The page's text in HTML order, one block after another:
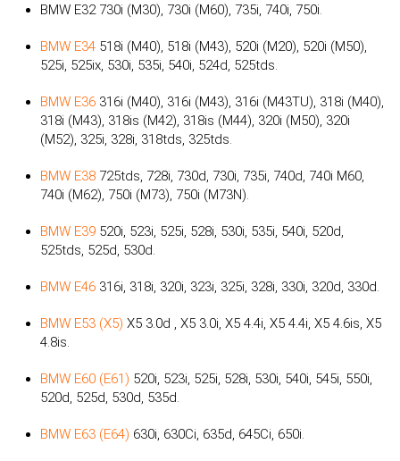
BMW E32 730i (M30), 730i (M60), 735i, 740i, 750i.
BMW E34 518i (М40), 518i (М43), 520i (M20), 520i (M50),
525i, 525ix, 530i, 535i, 540i, 524d, 525tds.
BMW E36 316i (M40), 316i (M43), 316i (M43TU), 318i (M40),
318i (M43), 318is (M42), 318is (M44), 320i (M50), 320i
(M52), 325i, 328i, 318tds, 325tds.
BMW E38 725tds, 728i, 730d, 730i, 735i, 740d, 740i M60,
740i (M62), 750i (M73), 750i (M73N).
BMW E39 520i, 523i, 525i, 528i, 530i, 535i, 540i, 520d,
525tds, 525d, 530d.
BMW E46 316i, 318i, 320i, 323i, 325i, 328i, 330i, 320d, 330d.
BMW E53 (X5) X5 3.0d , X5 3.0i, X5 4.4i, X5 4.4i, X5 4.6is, X5
4.8is.
BMW E60 (E61) 520i, 523i, 525i, 528i, 530i, 540i, 545i, 550i,
520d, 525d, 530d, 535d.
BMW E63 (E64) 630i, 630Ci, 635d, 645Ci, 650i.